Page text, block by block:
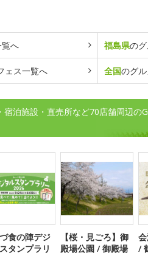
へ 福島県の
ェス一覧へ 全国のグ
泊施設・直売所など70店舗周辺の
食の陣デジ
タンプラリ
【桜・見ごろ】御
殿場公園 / 御殿場
/